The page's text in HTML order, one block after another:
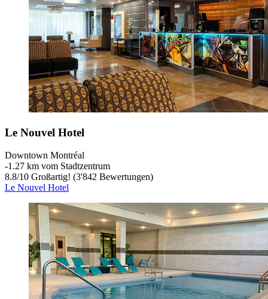
Le Nouvel Hotel
Downtown Montréal
‐1.27 km vom Stadtzentrum
8.8/10 Großartig! (3'842 Bewertungen)
Le Nouvel Hotel